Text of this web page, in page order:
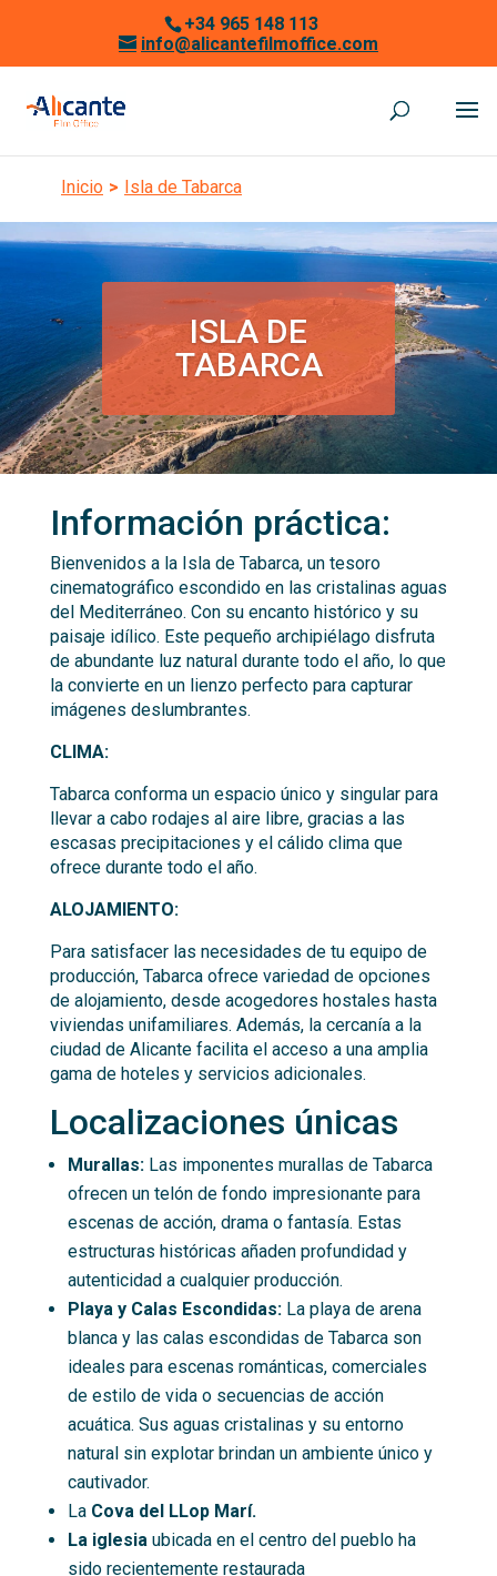
+34 965 148 113
info@alicantefilmoffice.com
Inicio > Isla de Tabarca
ISLA DE
TABARCA
Información práctica:
Bienvenidos a la Isla de Tabarca, un tesoro
cinematográfico escondido en las cristalinas aguas
del Mediterráneo. Con su encanto histórico y su
paisaje idílico. Este pequeño archipiélago disfruta
de abundante luz natural durante todo el año, lo que
la convierte en un lienzo perfecto para capturar
imágenes deslumbrantes.
CLIMA:
Tabarca conforma un espacio único y singular para
llevar a cabo rodajes al aire libre, gracias a las
escasas precipitaciones y el cálido clima que
ofrece durante todo el año.
ALOJAMIENTO:
Para satisfacer las necesidades de tu equipo de
producción, Tabarca ofrece variedad de opciones
de alojamiento, desde acogedores hostales hasta
viviendas unifamiliares. Además, la cercanía a la
ciudad de Alicante facilita el acceso a una amplia
gama de hoteles y servicios adicionales.
Localizaciones únicas
Murallas:Las imponentes murallas de Tabarca
ofrecen un telón de fondo impresionante para
escenas de acción, drama o fantasía. Estas
estructuras históricas añaden profundidad y
autenticidad a cualquier producción.
Playa y Calas Escondidas:La playa de arena
blanca y las calas escondidas de Tabarca son
ideales para escenas románticas, comerciales
de estilo de vida o secuencias de acción
acuática. Sus aguas cristalinas y su entorno
natural sin explotar brindan un ambiente único y
cautivador.
La Cova del LLop Marí.
La iglesiaubicada en el centro del pueblo ha
sido recientemente restaurada